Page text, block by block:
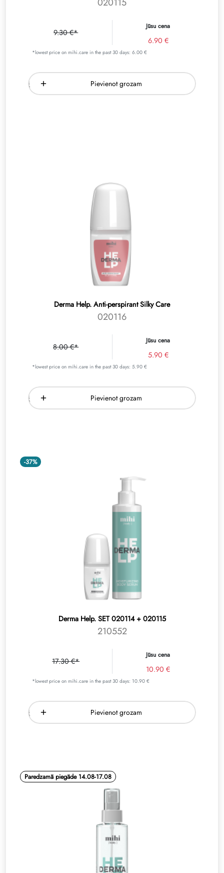
020115
9.30 €*
Jūsu cena
6.90 €
*lowest price on mihi.care in the past 30 days: 6.00 €
Pievienot grozam
Derma Help. Аnti-perspirant Silky Care
020116
8.00 €*
Jūsu cena
5.90 €
*lowest price on mihi.care in the past 30 days: 5.90 €
Pievienot grozam
-37%
Derma Help. SET 020114 + 020115
210552
17.30 €*
Jūsu cena
10.90 €
*lowest price on mihi.care in the past 30 days: 10.90 €
Pievienot grozam
Paredzamā piegāde 14.08-17.08